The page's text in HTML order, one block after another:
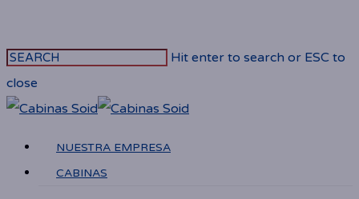
main
content
Hit enter to search or ESC to
close
Close
Menu
NUESTRA EMPRESA
CABINAS